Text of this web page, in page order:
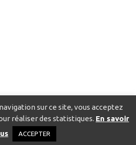
les fournisseurs
sur ce site, vous acceptez
réaliser des statistiques. En savoir
ACCEPTER